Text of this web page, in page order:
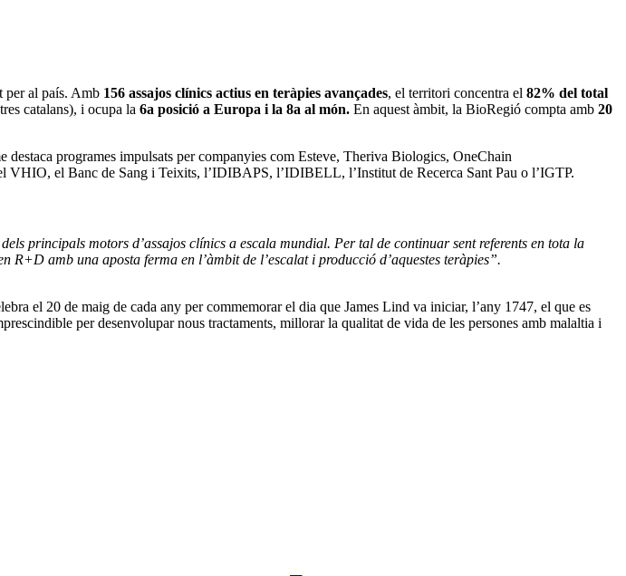
per al país. Amb 156 assajos clínics actius en teràpies avançades, el territori concentra el 82% del total
catalans), i ocupa la 6a posició a Europa i la 8a al món. En aquest àmbit, la BioRegió compta amb 20
programes impulsats per companyies com Esteve, Theriva Biologics, OneChain
el Banc de Sang i Teixits, l’IDIBAPS, l’IDIBELL, l’Institut de Recerca Sant Pau o l’IGTP.
principals motors d’assajos clínics a escala mundial. Per tal de continuar sent referents en tota la
R+D amb una aposta ferma en l’àmbit de l’escalat i producció d’aquestes teràpies”.
el 20 de maig de cada any per commemorar el dia que James Lind va iniciar, l’any 1747, el que es
per desenvolupar nous tractaments, millorar la qualitat de vida de les persones amb malaltia i